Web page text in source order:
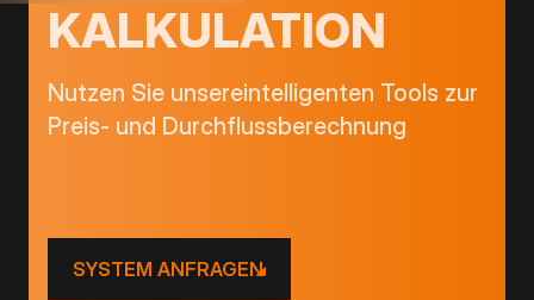
KALKULATION
Nutzen Sie unsereintelligenten Tools zur
Preis- und Durchflussberechnung
SYSTEM ANFRAGEN